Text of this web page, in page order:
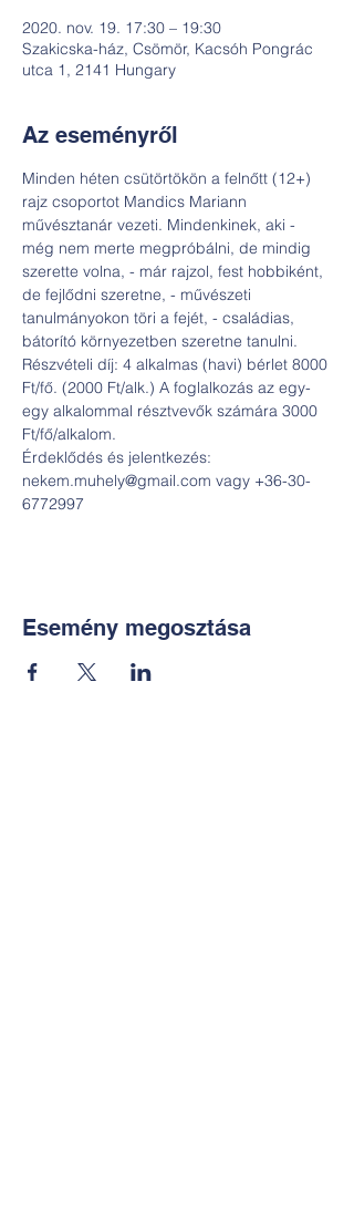
2020. nov. 19. 17:30 – 19:30
Szakicska-ház, Csömör, Kacsóh Pongrác
utca 1, 2141 Hungary
Az eseményről
Minden héten csütörtökön a felnőtt (12+)
rajz csoportot Mandics Mariann
művésztanár vezeti. Mindenkinek, aki -
még nem merte megpróbálni, de mindig
szerette volna, - már rajzol, fest hobbiként,
de fejlődni szeretne, - művészeti
tanulmányokon töri a fejét, - családias,
bátorító környezetben szeretne tanulni.
Részvételi díj: 4 alkalmas (havi) bérlet 8000
Ft/fő. (2000 Ft/alk.) A foglalkozás az egy-
egy alkalommal résztvevők számára 3000
Ft/fő/alkalom.
Érdeklődés és jelentkezés:
nekem.muhely@gmail.com vagy +36-30-
6772997
Esemény megosztása